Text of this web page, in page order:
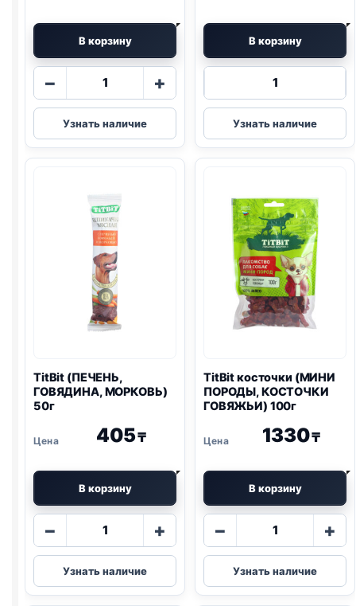
В корзину
−
Количество
TitBit
(ГОВЯДИНА,
КУРАГА)
+
Узнать наличие
В корзину
Количество
TitBit
косточки
(ГОВЯДИНА)
Узнать наличие
TitBit (ПЕЧЕНЬ,
ГОВЯДИНА, МОРКОВЬ)
50г
405₸
В корзину
−
Количество
TitBit
(ПЕЧЕНЬ,
ГОВЯДИНА,
+
Узнать наличие
TitBit косточки (МИНИ
ПОРОДЫ, КОСТОЧКИ
ГОВЯЖЬИ) 100г
1330₸
В корзину
−
Количество
TitBit
косточки
(МИНИ
+
Узнать наличие